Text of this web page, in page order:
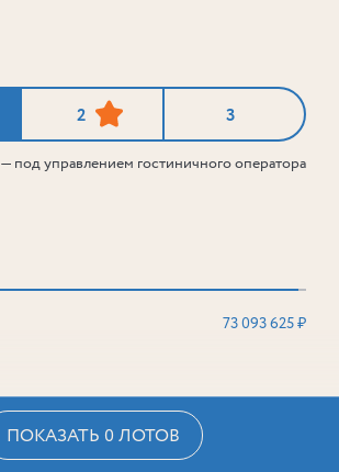
2 3
— под управлением гостиничного оператора
73 093 625 ₽
ПОКАЗАТЬ 0 ЛОТОВ